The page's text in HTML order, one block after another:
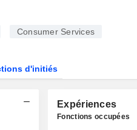
Consumer Services
d'initiés
Expériences
Fonctions occupées